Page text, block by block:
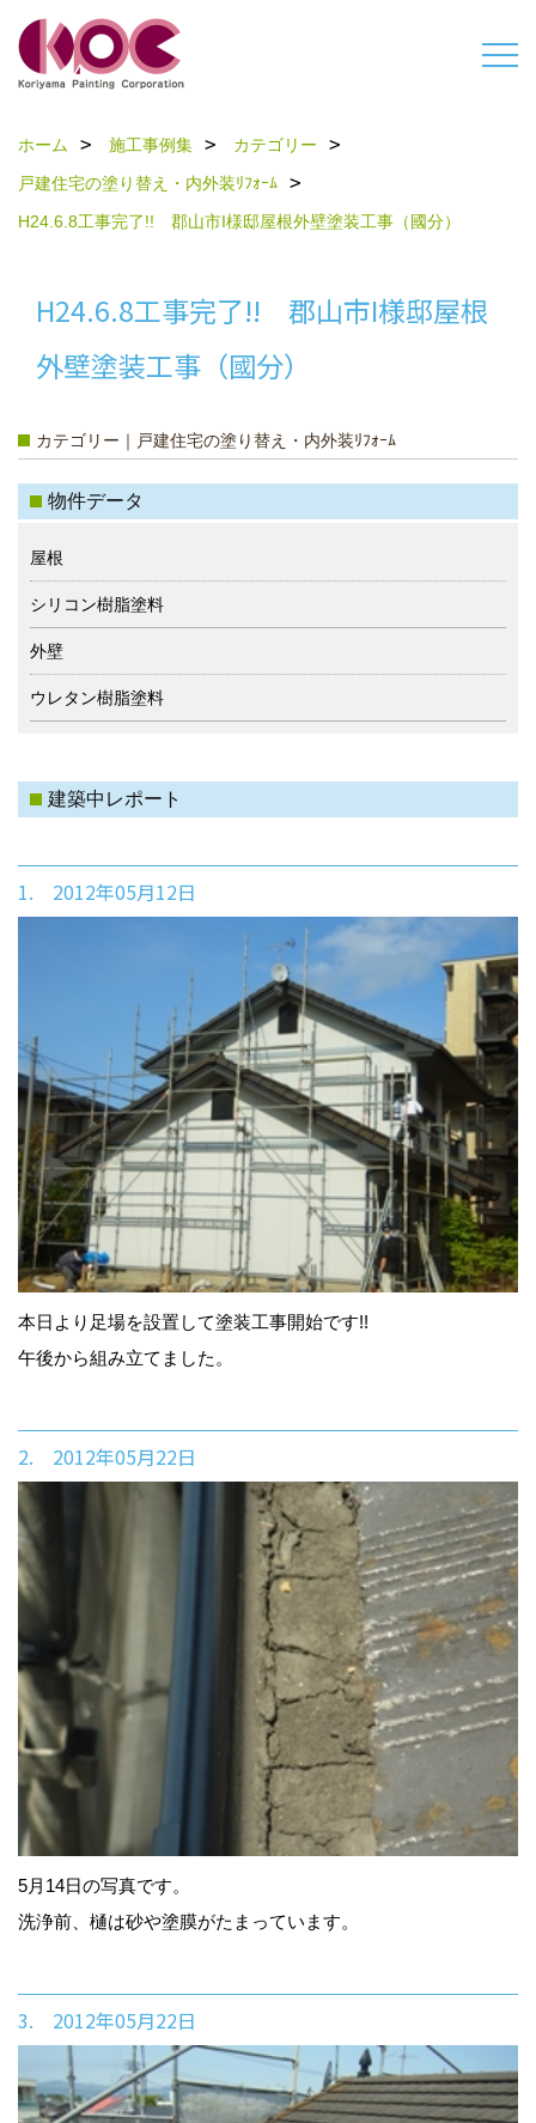
ホーム 施工事例集
カテゴリー
戸建住宅の塗り替え・内外装ﾘﾌｫｰﾑ
H24.6.8工事完了!! 郡山市I様邸屋根外壁塗装工事（國分）
H24.6.8工事完了!! 郡山市I様邸屋根
外壁塗装工事（國分）
カテゴリー｜戸建住宅の塗り替え・内外装ﾘﾌｫｰﾑ
物件データ
屋根
シリコン樹脂塗料
外壁
ウレタン樹脂塗料
建築中レポート
1. 2012年05月12日
本日より足場を設置して塗装工事開始です!!
午後から組み立てました。
2. 2012年05月22日
5月14日の写真です。
洗浄前、樋は砂や塗膜がたまっています。
3. 2012年05月22日